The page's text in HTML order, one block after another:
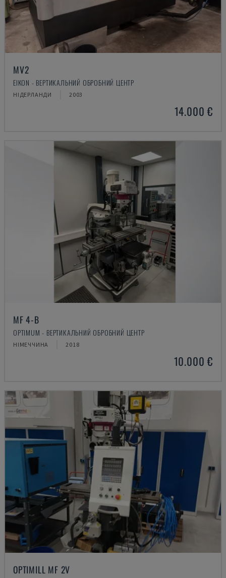
MV2
EIKON - ВЕРТИКАЛЬНИЙ ОБРОБНИЙ ЦЕНТР
НІДЕРЛАНДИ 2003
14.000 €
MF 4-B
OPTIMUM - ВЕРТИКАЛЬНИЙ ОБРОБНИЙ ЦЕНТР
НІМЕЧЧИНА 2018
10.000 €
OPTIMILL MF 2V